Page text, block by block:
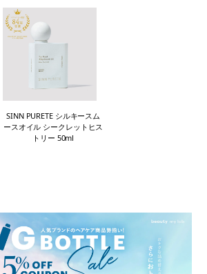
SINN PURETE シルキースム
ースオイル シークレットヒス
トリー 50ml